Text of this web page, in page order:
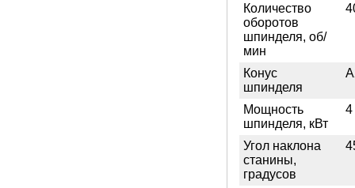
Количество
оборотов
шпинделя, об/
мин
Конус
шпинделя
Мощность
шпинделя, кВт
4
Угол наклона
станины,
градусов